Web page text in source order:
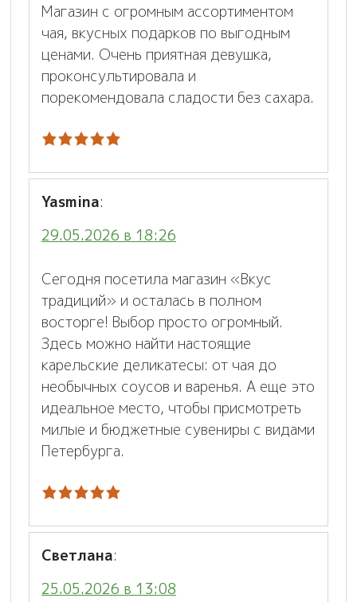
Магазин с огромным ассортиментом
чая, вкусных подарков по выгодным
ценами. Очень приятная девушка,
проконсультировала и
порекомендовала сладости без сахара.
Yasmina:
29.05.2026 в 18:26
Сегодня посетила магазин «Вкус
традиций» и осталась в полном
восторге! Выбор просто огромный.
Здесь можно найти настоящие
карельские деликатесы: от чая до
необычных соусов и варенья. А еще это
идеальное место, чтобы присмотреть
милые и бюджетные сувениры с видами
Петербурга.
Светлана:
25.05.2026 в 13:08